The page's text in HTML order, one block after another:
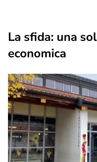
La sfida: una
economica